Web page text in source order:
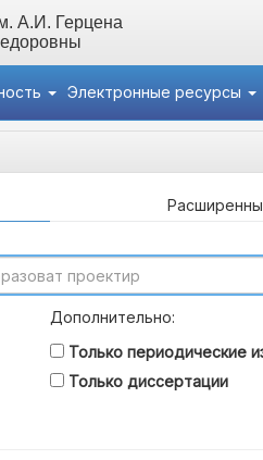
А.И. Герцена
Электронные ресурсы
Дополнительно:
Только периодические
Только диссертации